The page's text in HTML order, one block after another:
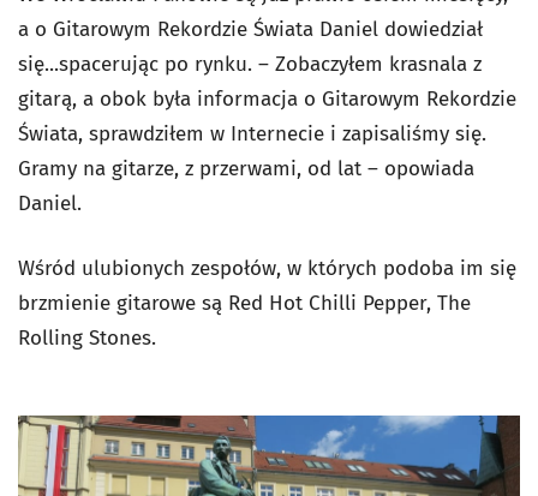
a o Gitarowym Rekordzie Świata Daniel dowiedział
się...spacerując po rynku. – Zobaczyłem krasnala z
gitarą, a obok była informacja o Gitarowym Rekordzie
Świata, sprawdziłem w Internecie i zapisaliśmy się.
Gramy na gitarze, z przerwami, od lat – opowiada
Daniel.
Wśród ulubionych zespołów, w których podoba im się
brzmienie gitarowe są Red Hot Chilli Pepper, The
Rolling Stones.